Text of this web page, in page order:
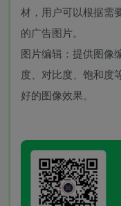
材，用户可以根据需
的广告图片。
图片编辑：提供图像
度、对比度、饱和度
好的图像效果。